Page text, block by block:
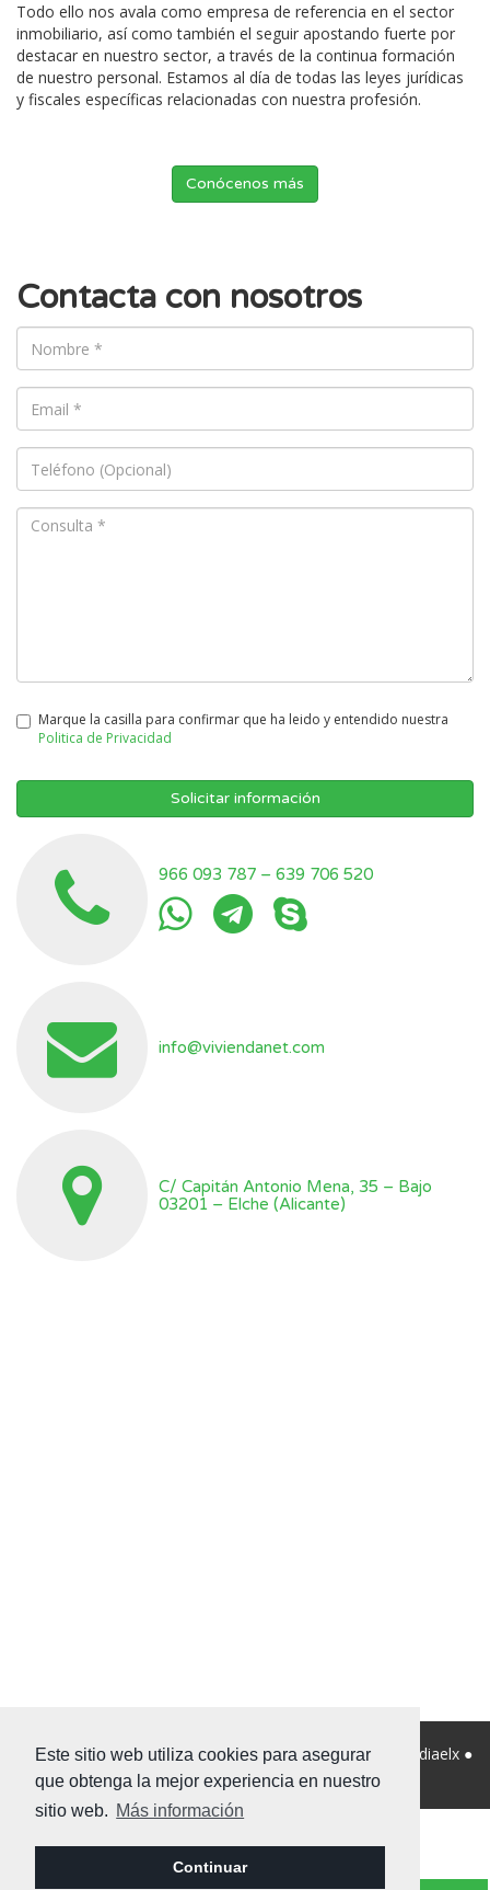
Este sitio web utiliza cookies para asegurar
que obtenga la mejor experiencia en nuestro
sitio web. Más información
Continuar
Todo ello nos avala como empresa de referencia en el sector
inmobiliario, así como también el seguir apostando fuerte por
destacar en nuestro sector, a través de la continua formación
de nuestro personal. Estamos al día de todas las leyes jurídicas
y fiscales específicas relacionadas con nuestra profesión.
Conócenos más
Contacta con nosotros
Marque la casilla para confirmar que ha leido y entendido nuestra
Politica de Privacidad
Solicitar información
966 093 787 – 639 706 520
info@viviendanet.com
C/ Capitán Antonio Mena, 35 – Bajo
03201 – Elche (Alicante)
© 2026 Viviendanet Asesores Inmobiliarios ● Diseño: Mediaelx ●
Nota legal●Privacidad● Mapa Web